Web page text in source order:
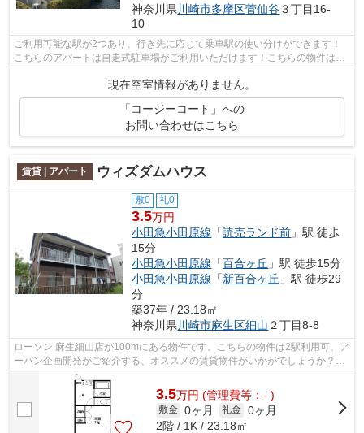
神奈川県 川崎市多摩区菅仙谷３丁目16-
10
ご利用可能な駅が2つあり、行き先に応じて乗車駅の使い分けができます！
こちらのアパートは自走式駐車場がご利用いただけます！こちらの物件はア
パートです！ぜひご覧いただきたい賃貸...
現在空室情報がありません。
「コージーコート」への
お問い合わせはこちら
賃貸 | アパート ウィズダムハウス
敷0 礼0
3.5万円
小田急小田原線 「読売ランド前 」駅 徒歩
15分
小田急小田原線 「百合ヶ丘 」駅 徒歩15分
小田急小田原線 「新百合ヶ丘 」駅 徒歩29
分
築37年 / 23.18㎡
神奈川県川崎市麻生区細山 ２丁目8-8
ローソン 麻生細山店が100mにある物件です。こちらの物件は2駅利用可。ア
ーバン企画開発がご紹介する、オススメの賃貸物件がいかがでしょうか？当
社は豊富な賃貸情報を取り扱っていま...
3.5万円 (管理費等：- )
敷金 0ヶ月 礼金 0ヶ月
2階 / 1K / 23.18㎡